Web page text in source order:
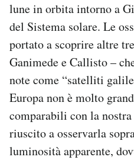
lune in orbita intorno a
del Sistema solare. Le
portato a scoprire altre
Ganimede e Callisto –
note come “satelliti
Europa non è molto
comparabili con la
riuscito a osservarla
luminosità apparente,